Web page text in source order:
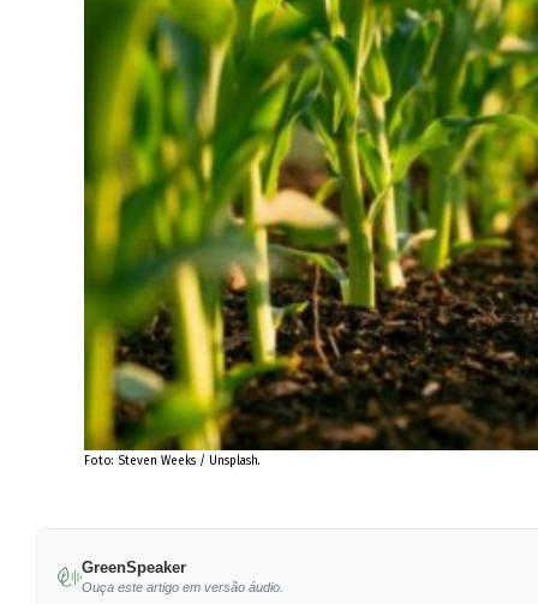
Foto: Steven Weeks / Unsplash.
GreenSpeaker
Ouça este artigo em versão áudio.